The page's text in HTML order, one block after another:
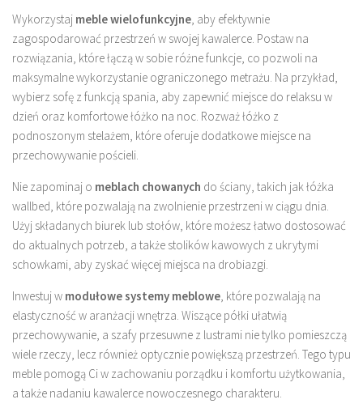
Wykorzystaj meble wielofunkcyjne, aby efektywnie
zagospodarować przestrzeń w swojej kawalerce. Postaw na
rozwiązania, które łączą w sobie różne funkcje, co pozwoli na
maksymalne wykorzystanie ograniczonego metrażu. Na przykład,
wybierz sofę z funkcją spania, aby zapewnić miejsce do relaksu w
dzień oraz komfortowe łóżko na noc. Rozważ łóżko z
podnoszonym stelażem, które oferuje dodatkowe miejsce na
przechowywanie pościeli.
Nie zapominaj o meblach chowanych do ściany, takich jak łóżka
wallbed, które pozwalają na zwolnienie przestrzeni w ciągu dnia.
Użyj składanych biurek lub stołów, które możesz łatwo dostosować
do aktualnych potrzeb, a także stolików kawowych z ukrytymi
schowkami, aby zyskać więcej miejsca na drobiazgi.
Inwestuj w modułowe systemy meblowe, które pozwalają na
elastyczność w aranżacji wnętrza. Wiszące półki ułatwią
przechowywanie, a szafy przesuwne z lustrami nie tylko pomieszczą
wiele rzeczy, lecz również optycznie powiększą przestrzeń. Tego typu
meble pomogą Ci w zachowaniu porządku i komfortu użytkowania,
a także nadaniu kawalerce nowoczesnego charakteru.